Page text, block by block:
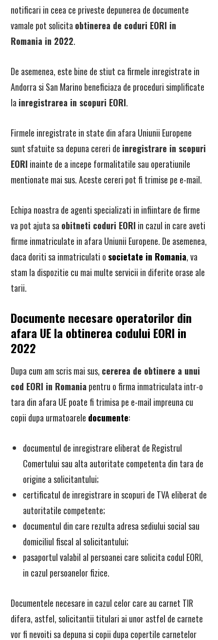
notificari in ceea ce priveste depunerea de documente
vamale pot solicita obtinerea de coduri EORI in
Romania in 2022.
De asemenea, este bine de stiut ca firmele inregistrate in
Andorra si San Marino beneficiaza de proceduri simplificate
la inregistrarea in scopuri EORI.
Firmele inregistrate in state din afara Uniunii Europene
sunt sfatuite sa depuna cereri de inregistrare in scopuri
EORI inainte de a incepe formalitatile sau operatiunile
mentionate mai sus. Aceste cereri pot fi trimise pe e-mail.
Echipa noastra de agenti specializati in infiintare de firme
va pot ajuta sa obitneti coduri EORI in cazul in care aveti
firme inmatriculate in afara Uniunii Europene. De asemenea,
daca doriti sa inmatriculati o societate in Romania, va
stam la dispozitie cu mai multe servicii in diferite orase ale
tarii.
Documente necesare operatorilor din
afara UE la obtinerea codului EORI in
2022
Dupa cum am scris mai sus, cererea de obtinere a unui
cod EORI in Romania pentru o firma inmatriculata intr-o
tara din afara UE poate fi trimisa pe e-mail impreuna cu
copii dupa urmatoarele documente:
documentul de inregistrare eliberat de Registrul
Comertului sau alta autoritate competenta din tara de
origine a solicitantului;
certificatul de inregistrare in scopuri de TVA eliberat de
autoritatile competente;
documentul din care rezulta adresa sediului social sau
domiciliul fiscal al solicitantului;
pasaportul valabil al persoanei care solicita codul EORI,
in cazul persoanelor fizice.
Documentele necesare in cazul celor care au carnet TIR
difera, astfel, solicitantii titulari ai unor astfel de carnete
vor fi nevoiti sa depuna si copii dupa copertile carnetelor